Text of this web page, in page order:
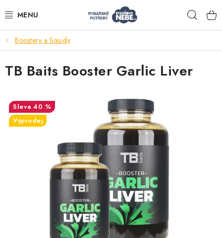
na
Akce
Navijáky
Pruty
Nástrahy a krmení
Boostery a liquidy
TB Baits Booster Garlic Liver
40 %
Výprodej